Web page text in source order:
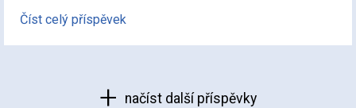
Číst celý příspěvek
načíst další příspěvky